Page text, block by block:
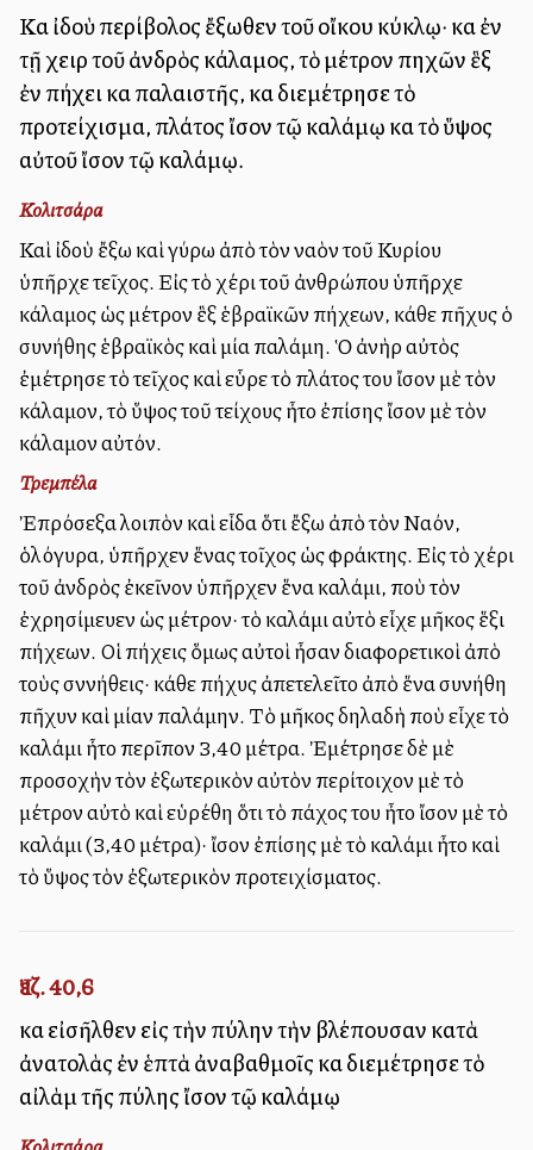
Καὶ ἰδοὺ περίβολος ἔξωθεν τοῦ οἴκου κύκλῳ· καὶ ἐν
τῇ χειρὶ τοῦ ἀνδρὸς κάλαμος, τὸ μέτρον πηχῶν ἓξ
ἐν πήχει καὶ παλαιστῆς, καὶ διεμέτρησε τὸ
προτείχισμα, πλάτος ἴσον τῷ καλάμῳ καὶ τὸ ὕψος
αὐτοῦ ἴσον τῷ καλάμῳ.
Κολιτσάρα
Καὶ ἰδοὺ ἔξω καὶ γύρω ἀπὸ τὸν ναὸν τοῦ Κυρίου
ὑπῆρχε τεῖχος. Εἰς τὸ χέρι τοῦ ἀνθρώπου ὑπῆρχε
κάλαμος ὡς μέτρον ἓξ ἑβραϊκῶν πήχεων, κάθε πῆχυς ὁ
συνήθης ἑβραϊκὸς καὶ μία παλάμη. Ὁ ἀνὴρ αὐτὸς
ἐμέτρησε τὸ τεῖχος καὶ εὗρε τὸ πλάτος του ἴσον μὲ τὸν
κάλαμον, τὸ ὕψος τοῦ τείχους ἦτο ἐπίσης ἴσον μὲ τὸν
κάλαμον αὐτόν.
Τρεμπέλα
Ἐπρόσεξα λοιπὸν καὶ εἶδα ὅτι ἔξω ἀπὸ τὸν Ναόν,
ὁλόγυρα, ὑπῆρχεν ἕνας τοῖχος ὡς φράκτης. Εἰς τὸ χέρι
τοῦ ἀνδρὸς ἐκεῖνον ὑπῆρχεν ἕνα καλάμι, ποὺ τὸν
ἐχρησίμευεν ὡς μέτρον· τὸ καλάμι αὐτὸ εἶχε μῆκος ἕξι
πήχεων. Οἱ πήχεις ὅμως αὐτοὶ ἦσαν διαφορετικοὶ ἀπὸ
τοὺς σννήθεις· κάθε πήχυς ἀπετελεῖτο ἀπὸ ἕνα συνήθη
πῆχυν καὶ μίαν παλάμην. Τὸ μῆκος δηλαδὴ ποὺ εἶχε τὸ
καλάμι ἦτο περῖπον 3,40 μέτρα. Ἐμέτρησε δὲ μὲ
προσοχὴν τὸν ἐξωτερικὸν αὐτὸν περίτοιχον μὲ τὸ
μέτρον αὐτὸ καὶ εὑρέθη ὅτι τὸ πάχος του ἦτο ἴσον μὲ τὸ
καλάμι (3,40 μέτρα)· ἴσον ἐπίσης μὲ τὸ καλάμι ἦτο καὶ
τὸ ὕψος τὸν ἐξωτερικὸν προτειχίσματος.
Ἰεζ. 40,6
καὶ εἰσῆλθεν εἰς τὴν πύλην τὴν βλέπουσαν κατὰ
ἀνατολὰς ἐν ἑπτὰ ἀναβαθμοῖς καὶ διεμέτρησε τὸ
αἰλὰμ τῆς πύλης ἴσον τῷ καλάμῳ